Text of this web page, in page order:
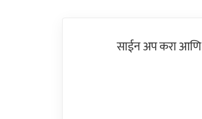
साईन अप करा आणि